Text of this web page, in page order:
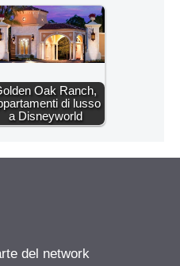
Oak Ranch,
di lusso
a Disneyworld
del network